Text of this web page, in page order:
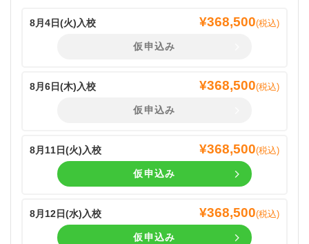
8月4日(火)入校 ¥368,500(税込)
仮申込み
8月6日(木)入校 ¥368,500(税込)
仮申込み
8月11日(火)入校 ¥368,500(税込)
仮申込み
8月12日(水)入校 ¥368,500(税込)
仮申込み